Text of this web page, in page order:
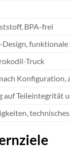
BPA-frei
Truck
Konfiguration,
Teileintegrität